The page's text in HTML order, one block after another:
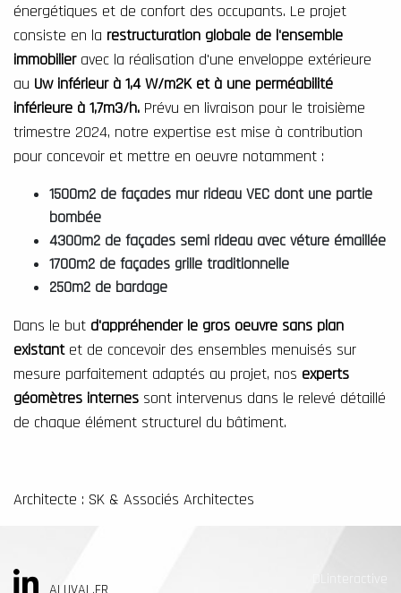
énergétiques et de confort des occupants. Le projet
consiste en la restructuration globale de l'ensemble
immobilier avec la réalisation d'une enveloppe extérieure
au Uw inférieur à 1,4 W/m2K et à une perméabilité
inférieure à 1,7m3/h. Prévu en livraison pour le troisième
trimestre 2024, notre expertise est mise à contribution
pour concevoir et mettre en oeuvre notamment :
1500m2 de façades mur rideau VEC dont une partie
bombée
4300m2 de façades semi rideau avec véture émaillée
1700m2 de façades grille traditionnelle
250m2 de bardage
Dans le but d'appréhender le gros oeuvre sans plan
existantet de concevoir des ensembles menuisés sur
mesure parfaitement adaptés au projet, nos experts
géomètres internes sont intervenus dans le relevé détaillé
de chaque élément structurel du bâtiment.
Architecte : SK & Associés Architectes
DLinteractive